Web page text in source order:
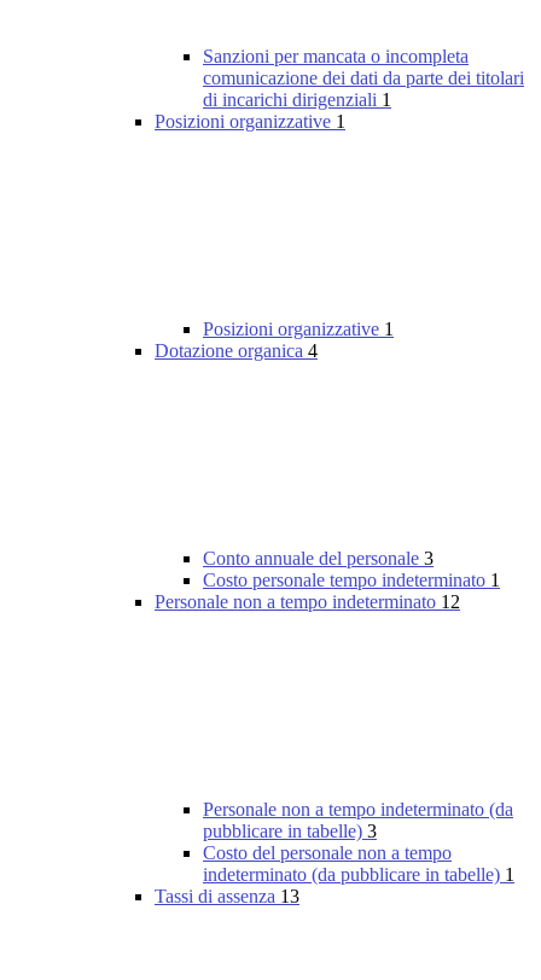
Sanzioni per mancata o incompleta
comunicazione dei dati da parte dei titolari
di incarichi dirigenziali 1
Posizioni organizzative 1
Posizioni organizzative 1
Dotazione organica 4
Conto annuale del personale 3
Costo personale tempo indeterminato 1
Personale non a tempo indeterminato 12
Personale non a tempo indeterminato (da
pubblicare in tabelle) 3
Costo del personale non a tempo
indeterminato (da pubblicare in tabelle) 1
Tassi di assenza 13